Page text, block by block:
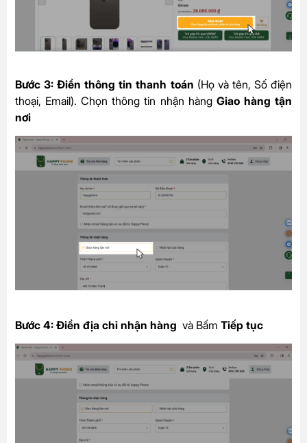
Bước 3: Điền thông tin thanh toán (Họ và tên, Số điện
thoại, Email). Chọn thông tin nhận hàng Giao hàng tận
nơi
Bước 4: Điền địa chỉ nhận hàng và Bấm Tiếp tục